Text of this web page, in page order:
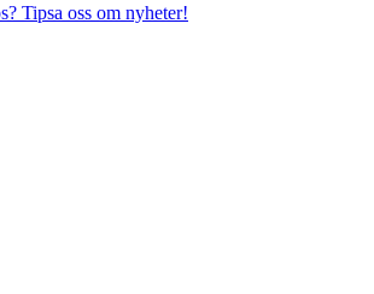
Tipsa oss om nyheter!